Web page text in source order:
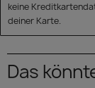
keine
deiner Karte.
Das